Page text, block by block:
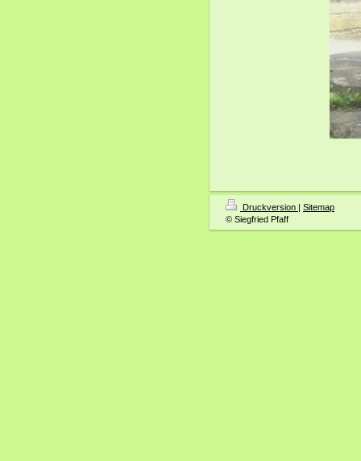
Druckversion | Sitemap
© Siegfried Pfaff